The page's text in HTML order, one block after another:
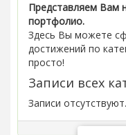
Представляем Вам
портфолио.
Здесь Вы можете
достижений по
просто!
Записи всех
Записи отсутствуют.